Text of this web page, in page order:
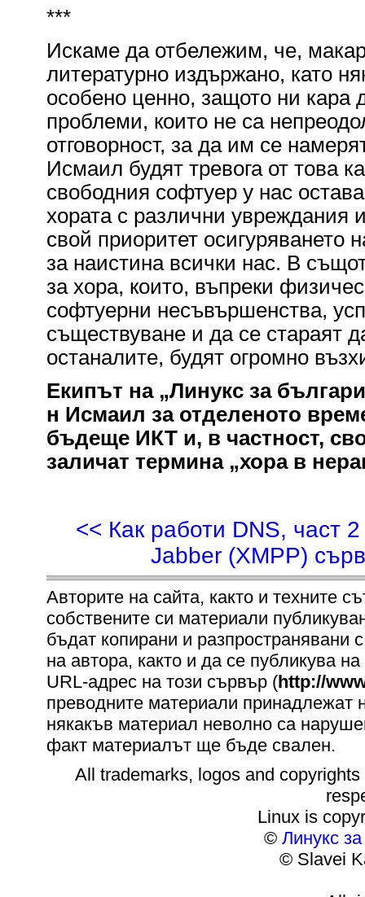
***
Искаме да отбележим, че,
литературно издържано, като
особено ценно, защото ни кара
проблеми, които не са
отговорност, за да им се
Исмаил будят тревога от това
свободния софтуер у нас
хората с различни увреждания
свой приоритет осигуряването
за наистина всички нас. В
за хора, които, въпреки
софтуерни несъвършенства,
съществуване и да се стараят
останалите, будят огромно
Екипът на „Линукс за
н Исмаил за отделеното
бъдеще ИКТ и, в частност,
заличат термина „хора в
<< Как работи DNS, част
Jabber (XMPP)
Авторите на сайта, както и техните
собствените си материали
бъдат копирани и разпространявани
на автора, както и да се публикува
URL-адрес на този сървър (http://
преводните материали принадлежат
някакъв материал неволно са
факт материалът ще бъде свален.
All trademarks, logos and
Linux is
© Линукс
© Slavei